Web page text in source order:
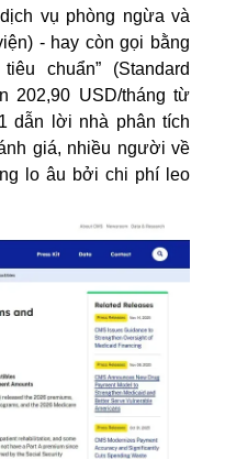
vụ phòng ngừa và
- hay còn gọi bằng
chuẩn” (Standard
202,90 USD/tháng từ
dẫn lời nhà phân tích
giá, nhiều người về
lo âu bởi chi phí leo